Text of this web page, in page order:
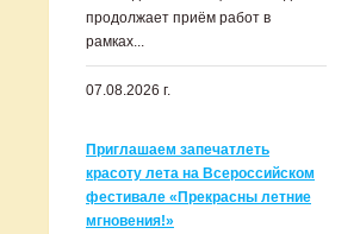
продолжает приём работ в
рамках...
07.08.2026 г.
Приглашаем запечатлеть
красоту лета на Всероссийском
фестивале «Прекрасны летние
мгновения!»